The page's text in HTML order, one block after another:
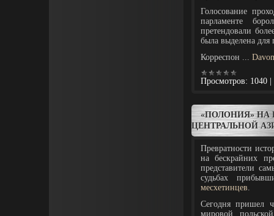
Голосование
парламенте
претендовали
была выделена для
Корреспон ...
Просмотров: 1040
«ПОЛОНИЯ» НА
ЦЕНТРАЛЬНОЙ
Превратности
на бескрайних
представители
судьбах
месхетинцев.
Сегодня пришел
мировой